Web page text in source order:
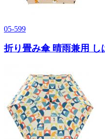
05-599
折り畳み傘 晴雨兼用 し